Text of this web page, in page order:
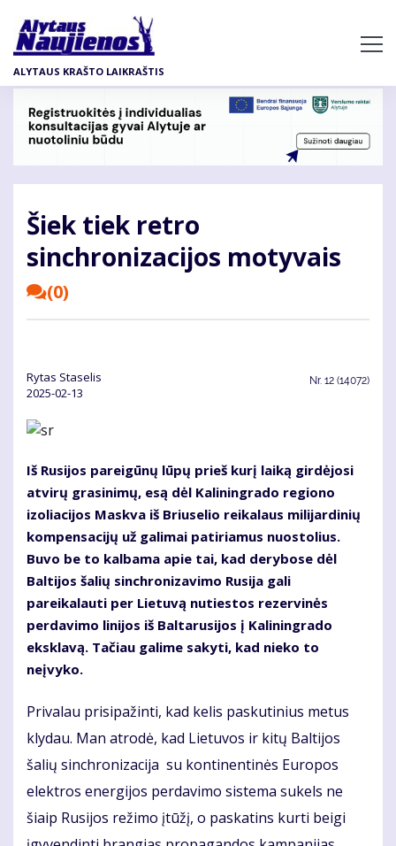
pagrindinį
turinį
ALYTAUS KRAŠTO LAIKRAŠTIS
Šiek tiek retro
sinchronizacijos motyvais
(0)
Ry­tas Sta­se­lis
2025-02-13
Nr. 12 (14072)
Iš Rusijos pareigūnų lūpų prieš kurį laiką girdėjosi
atvirų grasinimų, esą dėl Kaliningrado regiono
izoliacijos Maskva iš Briuselio reikalaus milijardinių
kompensacijų už galimai patiriamus nuostolius.
Buvo be to kalbama apie tai, kad derybose dėl
Baltijos šalių sinchronizavimo Rusija gali
pareikalauti per Lietuvą nutiestos rezervinės
perdavimo linijos iš Baltarusijos į Kaliningrado
eksklavą. Tačiau galime sakyti, kad nieko to
neįvyko.
Privalau prisipažinti, kad kelis paskutinius metus
klydau. Man atrodė, kad Lietuvos ir kitų Baltijos
šalių sinchronizacija su kontinentinės Europos
elektros energijos perdavimo sistema sukels ne
šiaip Rusijos režimo įtūžį, o paskatins kurti beigi